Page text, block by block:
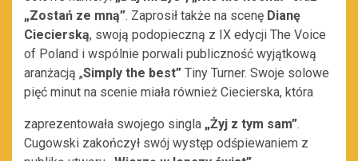
„Zostań ze mną”. Zaprosił także na scenę Dianę
Ciecierską, swoją podopieczną z IX edycji The Voice
of Poland i wspólnie porwali publiczność wyjątkową
aranżacją „Simply the best” Tiny Turner. Swoje solowe
pięć minut na scenie miała również Ciecierska, która
zaprezentowała swojego singla „Żyj z tym sam”.
Cugowski zakończył swój występ odśpiewaniem z